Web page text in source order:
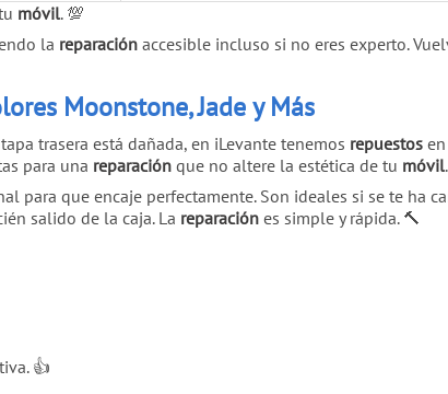
móvil. 💯
la reparación accesible incluso si no eres experto.
Moonstone, Jade y Más
trasera está dañada, en iLevante tenemos repuestos
para una reparación que no altere la estética de tu móvil
para que encaje perfectamente. Son ideales si se te ha
salido de la caja. La reparación es simple y rápida. 🔨
👍